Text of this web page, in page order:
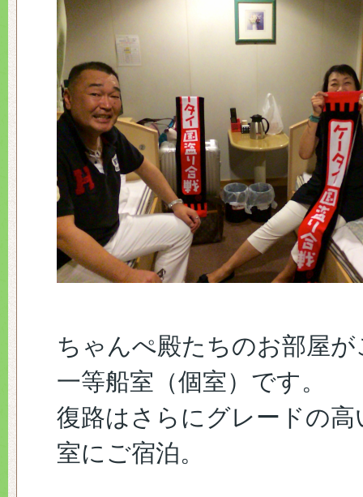
ちゃんぺ殿たちのお部屋
一等船室（個室）です。
復路はさらにグレードの高
室にご宿泊。